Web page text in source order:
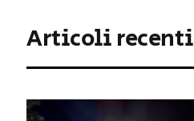
Articoli recenti